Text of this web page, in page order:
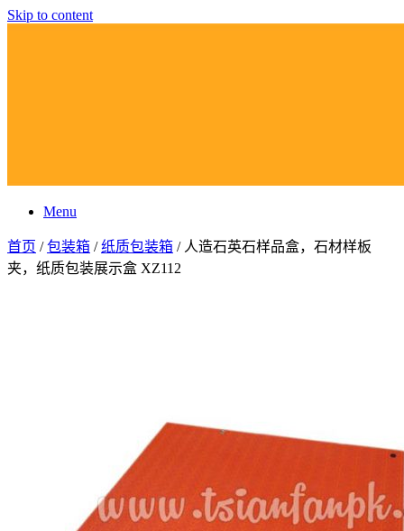
Skip to content
Menu
首页 /包装箱 /纸质包装箱 / 人造石英石样品盒，石材样板
夹，纸质包装展示盒 XZ112